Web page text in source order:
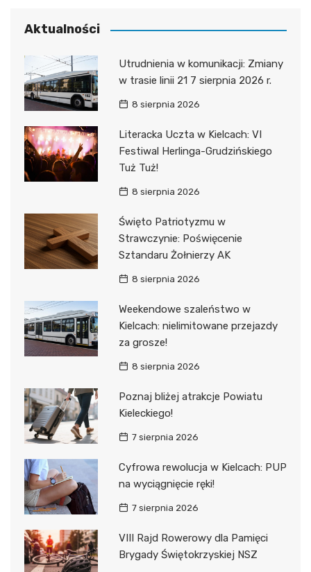
Aktualności
Utrudnienia w komunikacji: Zmiany
w trasie linii 21 7 sierpnia 2026 r.
8 sierpnia 2026
Literacka Uczta w Kielcach: VI
Festiwal Herlinga-Grudzińskiego
Tuż Tuż!
8 sierpnia 2026
Święto Patriotyzmu w
Strawczynie: Poświęcenie
Sztandaru Żołnierzy AK
8 sierpnia 2026
Weekendowe szaleństwo w
Kielcach: nielimitowane przejazdy
za grosze!
8 sierpnia 2026
Poznaj bliżej atrakcje Powiatu
Kieleckiego!
7 sierpnia 2026
Cyfrowa rewolucja w Kielcach: PUP
na wyciągnięcie ręki!
7 sierpnia 2026
VIII Rajd Rowerowy dla Pamięci
Brygady Świętokrzyskiej NSZ